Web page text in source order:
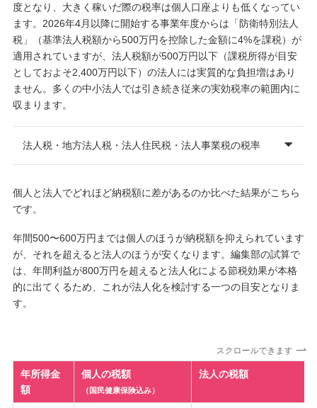
度となり、大きく稼いだ際の税率は個人口座よりも低くなってい
ます。2026年4月以降に開始する事業年度からは「防衛特別法人
税」（基準法人税額から500万円を控除した金額に4%を課税）が
適用されていますが、法人税額が500万円以下（課税所得が目安
としておよそ2,400万円以下）の法人には実質的な負担増はあり
ません。多くの中小法人では引き続き従来の実効税率の範囲内に
収まります。
法人税・地方法人税・法人住民税・法人事業税の税率
個人と法人でどれほど納税額に差があるのか比べた結果がこちら
です。
年間500〜600万円までは個人のほうが納税額を抑えられています
が、それを超えると法人のほうが安くなります。編集部の試算で
は、年間利益が800万円を超えると法人化による節税効果が本格
的に出てくるため、これが法人化を検討する一つの目安となりま
す。
スクロールできます
年所得金
額
個人の税額
（国民健康保険込み）
法人の税額